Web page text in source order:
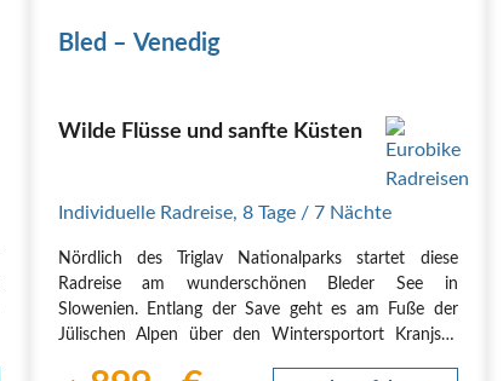
Bled – Venedig
Wilde Flüsse und sanfte Küsten
Individuelle Radreise, 8 Tage / 7 Nächte
Nördlich des Triglav Nationalparks startet diese
Radreise am wunderschönen Bleder See in
Slowenien. Entlang der Save geht es am Fuße der
Jülischen Alpen über den Wintersportort Kranjska